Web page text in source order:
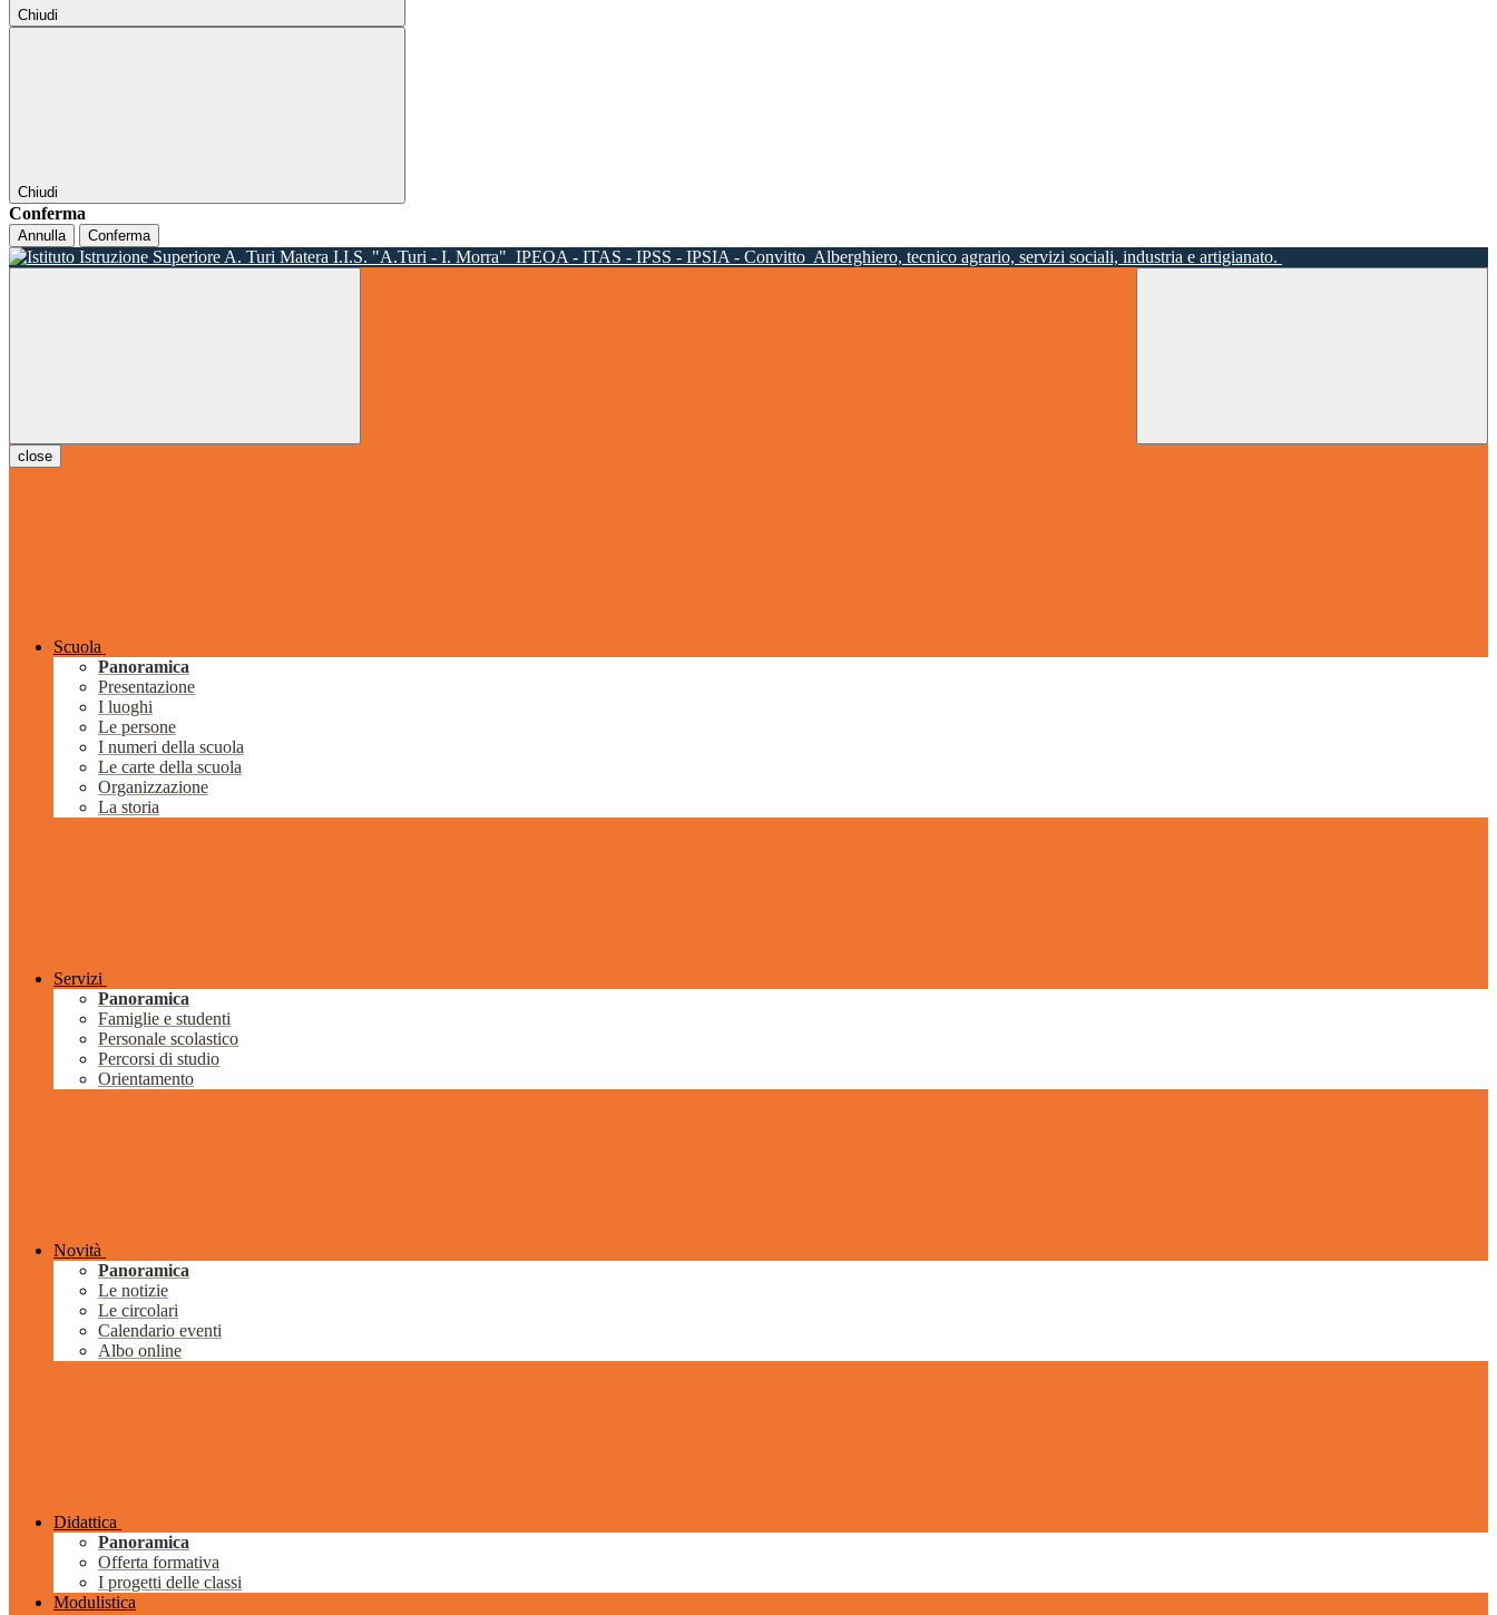
Chiudi
Chiudi
Conferma
Annulla Conferma
I.I.S. "A.Turi - I. Morra" IPEOA - ITAS - IPSS - IPSIA - Convitto Alberghiero, tecnico agrario, servizi sociali, industria e artigianato.
close
Scuola
Panoramica
Presentazione
I luoghi
Le persone
I numeri della scuola
Le carte della scuola
Organizzazione
La storia
Servizi
Panoramica
Famiglie e studenti
Personale scolastico
Percorsi di studio
Orientamento
Novità
Panoramica
Le notizie
Le circolari
Calendario eventi
Albo online
Didattica
Panoramica
Offerta formativa
I progetti delle classi
Modulistica